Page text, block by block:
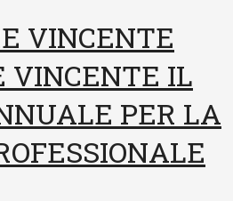
VINCENTE IL
PER LA